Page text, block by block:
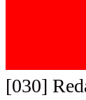
[030]